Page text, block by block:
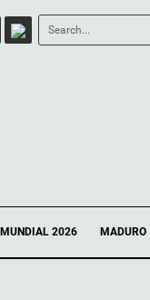
MUNDIAL 2026 MADURO